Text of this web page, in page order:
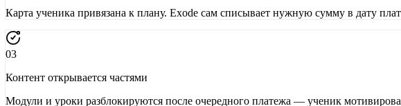
Карта ученика привязана к плану. Exode сам списывает нужную сумму в дату
03
Контент открывается частями
Модули и уроки разблокируются после очередного платежа — ученик